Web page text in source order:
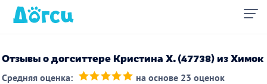
Отзывы о догситтере Кристина Х. (47738) из Химок
Средняя оценка: на основе 23 оценок